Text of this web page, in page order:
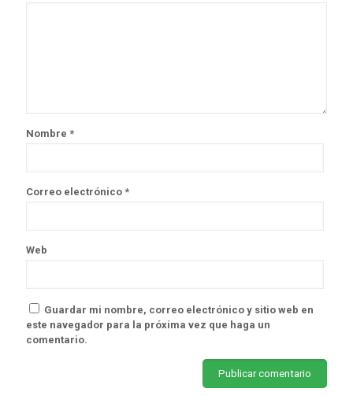
Nombre *
Correo electrónico *
Web
Guardar mi nombre, correo electrónico y sitio web en
este navegador para la próxima vez que haga un
comentario.